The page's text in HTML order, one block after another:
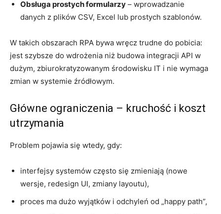
Obsługa prostych formularzy – wprowadzanie
danych z plików CSV, Excel lub prostych szablonów.
W takich obszarach RPA bywa wręcz trudne do pobicia:
jest szybsze do wdrożenia niż budowa integracji API w
dużym, zbiurokratyzowanym środowisku IT i nie wymaga
zmian w systemie źródłowym.
Główne ograniczenia – kruchość i koszt
utrzymania
Problem pojawia się wtedy, gdy:
interfejsy systemów często się zmieniają (nowe
wersje, redesign UI, zmiany layoutu),
proces ma dużo wyjątków i odchyleń od „happy path”,